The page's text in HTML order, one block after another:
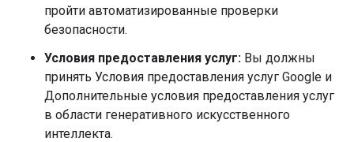
пройти автоматизированные проверки
безопасности.
Условия предоставления услуг: Вы должны
принять Условия предоставления услуг Google и
Дополнительные условия предоставления услуг
в области генеративного искусственного
интеллекта.